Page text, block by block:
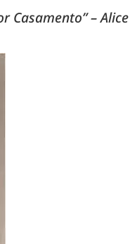
Casamento” – Alice